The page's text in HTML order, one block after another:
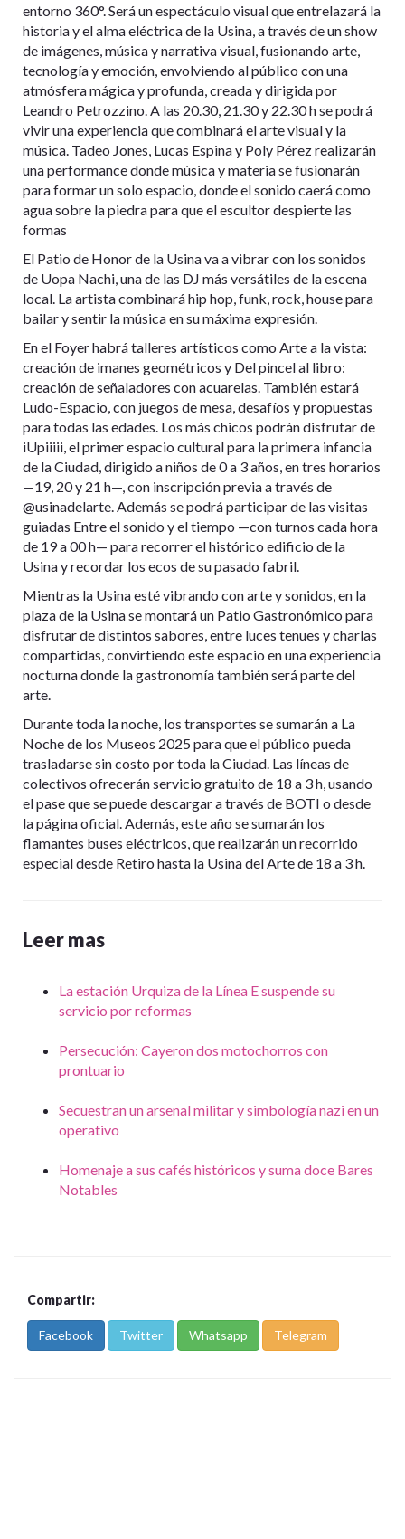
entorno 360°. Será un espectáculo visual que entrelazará la
historia y el alma eléctrica de la Usina, a través de un show
de imágenes, música y narrativa visual, fusionando arte,
tecnología y emoción, envolviendo al público con una
atmósfera mágica y profunda, creada y dirigida por
Leandro Petrozzino. A las 20.30, 21.30 y 22.30 h se podrá
vivir una experiencia que combinará el arte visual y la
música. Tadeo Jones, Lucas Espina y Poly Pérez realizarán
una performance donde música y materia se fusionarán
para formar un solo espacio, donde el sonido caerá como
agua sobre la piedra para que el escultor despierte las
formas
El Patio de Honor de la Usina va a vibrar con los sonidos
de Uopa Nachi, una de las DJ más versátiles de la escena
local. La artista combinará hip hop, funk, rock, house para
bailar y sentir la música en su máxima expresión.
En el Foyer habrá talleres artísticos como Arte a la vista:
creación de imanes geométricos y Del pincel al libro:
creación de señaladores con acuarelas. También estará
Ludo-Espacio, con juegos de mesa, desafíos y propuestas
para todas las edades. Los más chicos podrán disfrutar de
iUpiiiii, el primer espacio cultural para la primera infancia
de la Ciudad, dirigido a niños de 0 a 3 años, en tres horarios
—19, 20 y 21 h—, con inscripción previa a través de
@usinadelarte. Además se podrá participar de las visitas
guiadas Entre el sonido y el tiempo —con turnos cada hora
de 19 a 00 h— para recorrer el histórico edificio de la
Usina y recordar los ecos de su pasado fabril.
Mientras la Usina esté vibrando con arte y sonidos, en la
plaza de la Usina se montará un Patio Gastronómico para
disfrutar de distintos sabores, entre luces tenues y charlas
compartidas, convirtiendo este espacio en una experiencia
nocturna donde la gastronomía también será parte del
arte.
Durante toda la noche, los transportes se sumarán a La
Noche de los Museos 2025 para que el público pueda
trasladarse sin costo por toda la Ciudad. Las líneas de
colectivos ofrecerán servicio gratuito de 18 a 3 h, usando
el pase que se puede descargar a través de BOTI o desde
la página oficial. Además, este año se sumarán los
flamantes buses eléctricos, que realizarán un recorrido
especial desde Retiro hasta la Usina del Arte de 18 a 3 h.
Leer mas
La estación Urquiza de la Línea E suspende su
servicio por reformas
Persecución: Cayeron dos motochorros con
prontuario
Secuestran un arsenal militar y simbología nazi en un
operativo
Homenaje a sus cafés históricos y suma doce Bares
Notables
Compartir:
Facebook Twitter Whatsapp Telegram